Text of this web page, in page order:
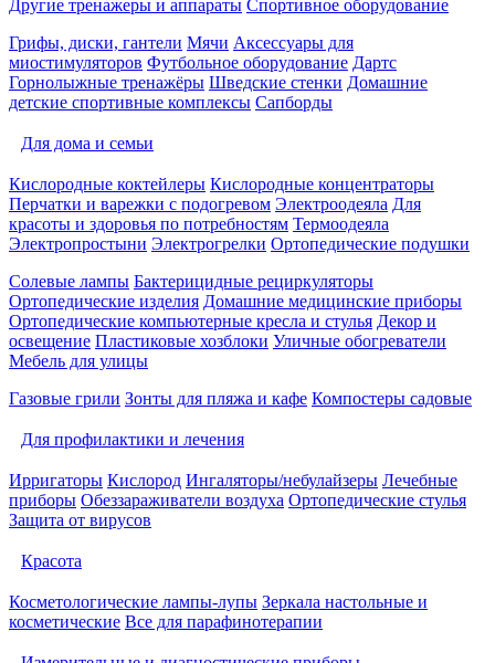
Другие тренажеры и аппараты Спортивное оборудование
Грифы, диски, гантели Мячи Аксессуары для
миостимуляторов Футбольное оборудование Дартс
Горнолыжные тренажёры Шведские стенки Домашние
детские спортивные комплексы Сапборды
Для дома и семьи
Кислородные коктейлеры Кислородные концентраторы
Перчатки и варежки с подогревом Электроодеяла Для
красоты и здоровья по потребностям Термоодеяла
Электропростыни Электрогрелки Ортопедические подушки
Солевые лампы Бактерицидные рециркуляторы
Ортопедические изделия Домашние медицинские приборы
Ортопедические компьютерные кресла и стулья Декор и
освещение Пластиковые хозблоки Уличные обогреватели
Мебель для улицы
Газовые грили Зонты для пляжа и кафе Компостеры садовые
Для профилактики и лечения
Ирригаторы Кислород Ингаляторы/небулайзеры Лечебные
приборы Обеззараживатели воздуха Ортопедические стулья
Защита от вирусов
Красота
Косметологические лампы-лупы Зеркала настольные и
косметические Все для парафинотерапии